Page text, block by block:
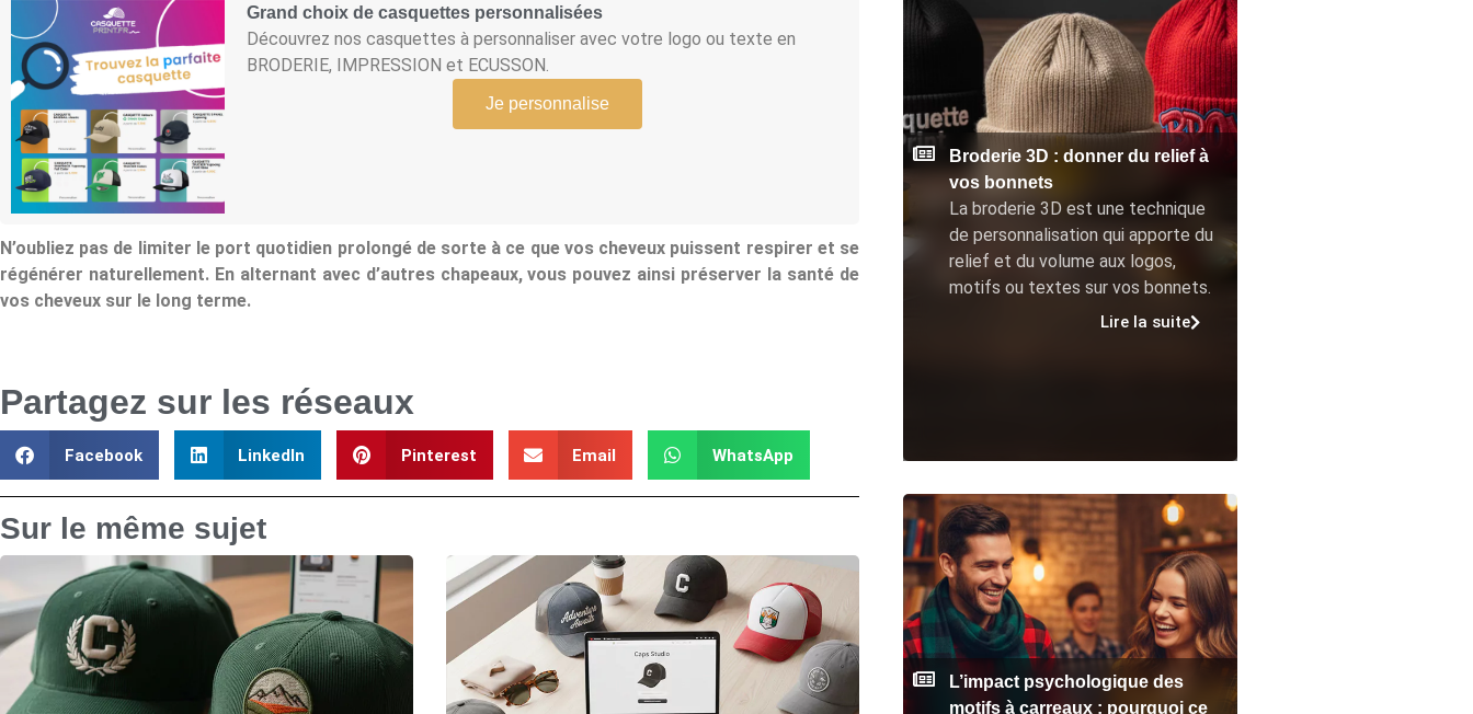
Grand choix de casquettes personnalisées
Découvrez nos casquettes à personnaliser avec votre logo ou texte en
BRODERIE, IMPRESSION et ECUSSON.
Je personnalise
N’oubliez pas de limiter le port quotidien prolongé de sorte à ce que vos cheveux puissent respirer et se
régénérer naturellement. En alternant avec d’autres chapeaux, vous pouvez ainsi préserver la santé de
vos cheveux sur le long terme.
Partagez sur les réseaux
Facebook LinkedIn Pinterest Email WhatsApp
Sur le même sujet
Broderie 3D : donner du relief à
vos bonnets
La broderie 3D est une technique
de personnalisation qui apporte du
relief et du volume aux logos,
motifs ou textes sur vos bonnets.
Lire la suite
L’impact psychologique des
motifs à carreaux : pourquoi ce